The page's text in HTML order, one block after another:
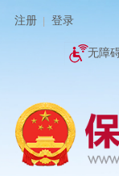
注册 登录
无障